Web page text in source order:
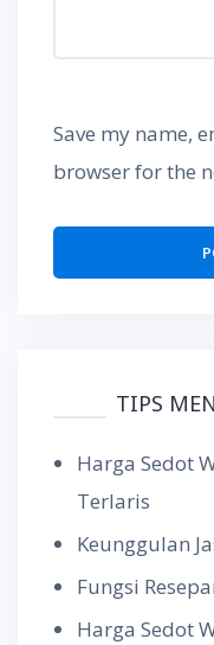
Save my name,
browser for the
TIPS
Harga Sedot
Terlaris
Keunggulan
Fungsi
Harga Sedot